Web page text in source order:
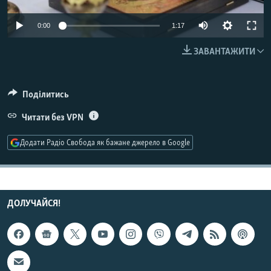
МУЛЬТИМЕДІА
ФОТО
УКР
КТАТ
ДОЛУЧАЙСЯ!
0:00 1:17
ЗАВАНТАЖИТИ
Поділитись
Читати без VPN
Додати Радіо Свобода як бажане джерело в Google
ДОЛУЧАЙСЯ!